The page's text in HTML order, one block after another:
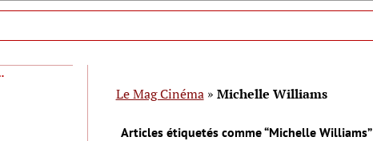
Le Mag Cinéma» Michelle Williams
Articles étiquetés comme “Michelle Williams”